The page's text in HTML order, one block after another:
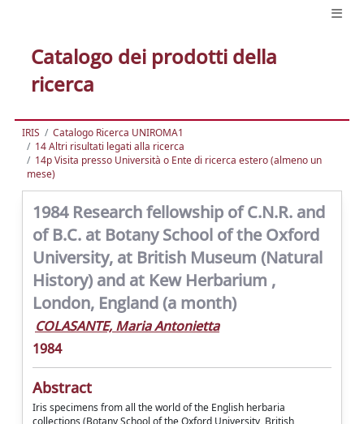
Catalogo dei prodotti della
ricerca
IRIS
Catalogo Ricerca UNIROMA1
14 Altri risultati legati alla ricerca
14p Visita presso Università o Ente di ricerca estero (almeno un
mese)
1984 Research fellowship of C.N.R. and
of B.C. at Botany School of the Oxford
University, at British Museum (Natural
History) and at Kew Herbarium ,
London, England (a month)
COLASANTE, Maria Antonietta
1984
Abstract
Iris specimens from all the world of the English herbaria
collections (Botany School of the Oxford University, British